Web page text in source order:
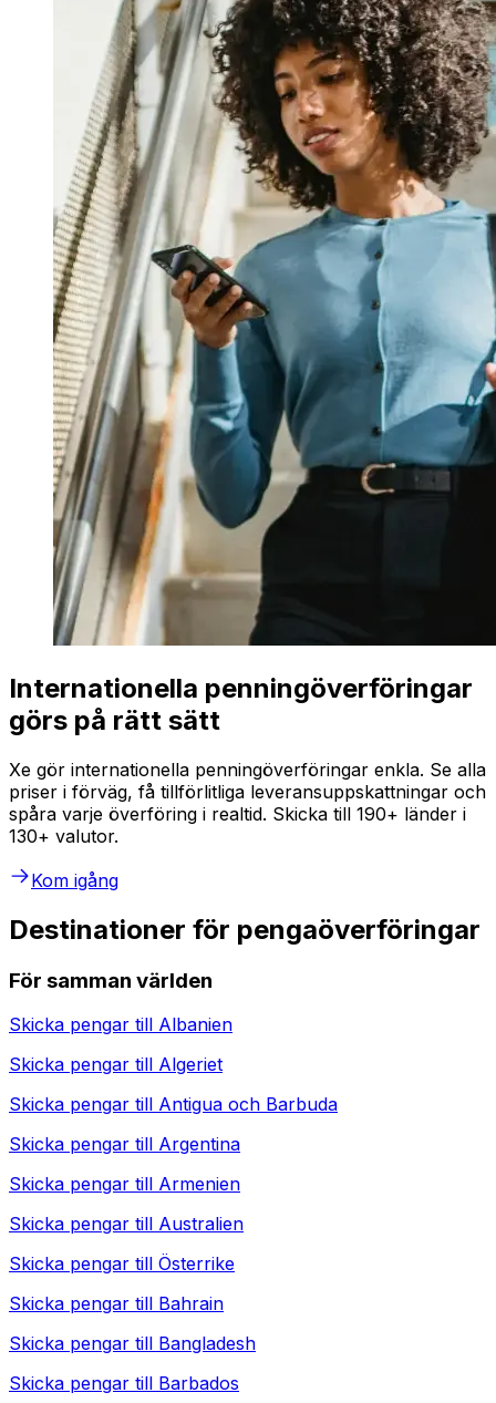
Internationella penningöverföringar
görs på rätt sätt
Xe gör internationella penningöverföringar enkla. Se alla
priser i förväg, få tillförlitliga leveransuppskattningar och
spåra varje överföring i realtid. Skicka till 190+ länder i
130+ valutor.
Kom igång
Destinationer för pengaöverföringar
För samman världen
Skicka pengar till Albanien
Skicka pengar till Algeriet
Skicka pengar till Antigua och Barbuda
Skicka pengar till Argentina
Skicka pengar till Armenien
Skicka pengar till Australien
Skicka pengar till Österrike
Skicka pengar till Bahrain
Skicka pengar till Bangladesh
Skicka pengar till Barbados